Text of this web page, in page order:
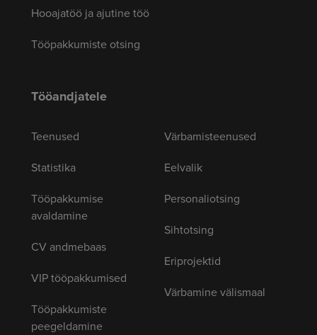
Hooajatöö ja ajutine töö
Tööpakkumiste otsing
Tööandjatele
Teenused
Statistika
Tööpakkumise
avaldamine
CV andmebaas
VIP tööpakkumised
Tööpakkumiste
peegeldamine
Värbamisteenused
Eelvalik
Personaliotsing
Sihtotsing
Eriprojektid
Värbamine välismaal